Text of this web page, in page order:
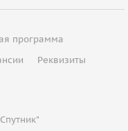
программа
Реквизиты